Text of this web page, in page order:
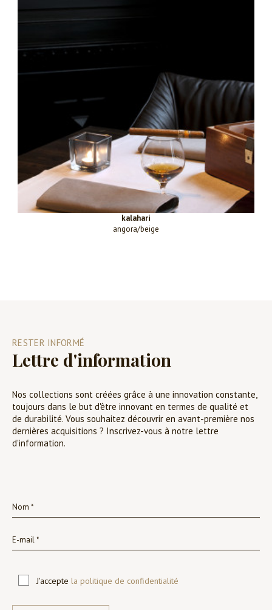
kalahari
angora/beige
RESTER INFORMÉ
Lettre d'information
Nos collections sont créées grâce à une innovation constante,
toujours dans le but d'être innovant en termes de qualité et
de durabilité. Vous souhaitez découvrir en avant-première nos
dernières acquisitions ? Inscrivez-vous à notre lettre
d'information.
J'accepte la politique de confidentialité